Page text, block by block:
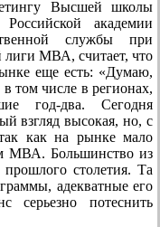
Высшей школы
академии
службы при
лиги МВА, считает, что
еще есть: «Думаю,
том числе в регионах,
год-два. Сегодня
взгляд высокая, но, с
как на рынке мало
МВА. Большинство из
столетия. Та
адекватные его
серьезно потеснить